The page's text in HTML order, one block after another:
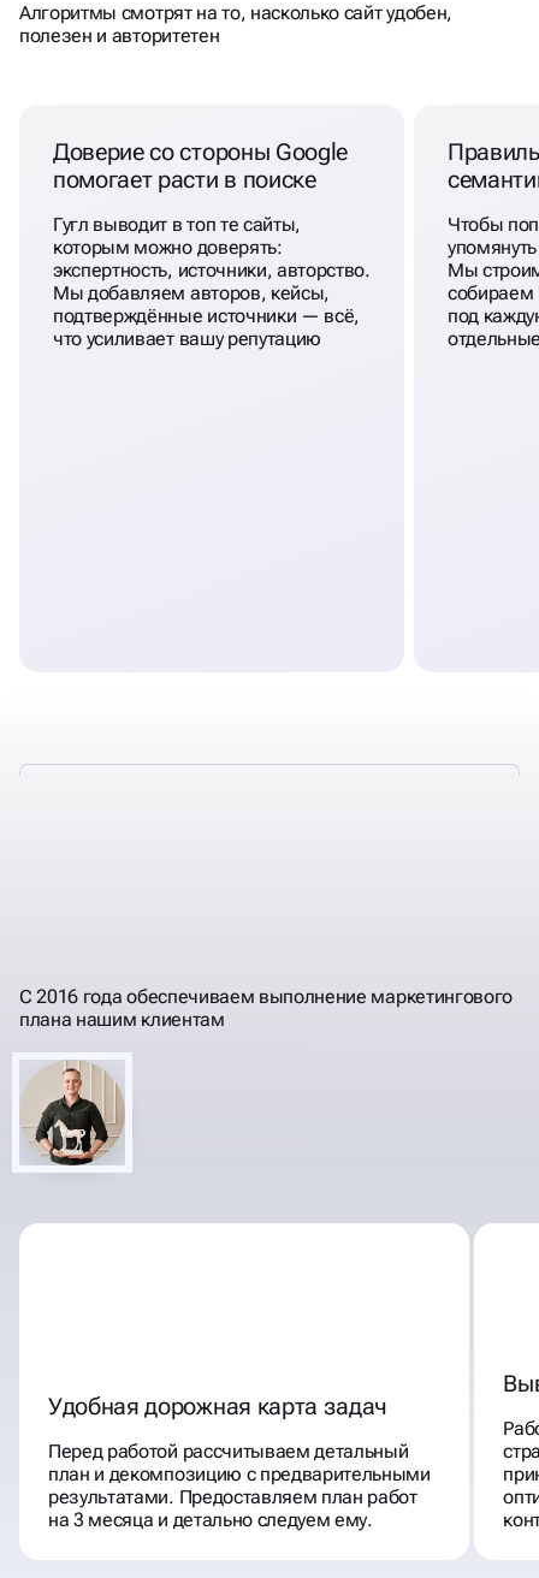
Алгоритмы смотрят на то, насколько сайт удобен,
полезен и авторитетен
Доверие со стороны Google
помогает расти в поиске
Гугл выводит в топ те сайты,
которым можно доверять:
экспертность, источники, авторство.
Мы добавляем авторов, кейсы,
подтверждённые источники — всё,
что усиливает вашу репутацию
Чтобы
Мы
собираем
под
ИНВЕСТИЦИИ
ПОНЯТНЫМ ЯЗЫКОМ
С 2016 года обеспечиваем выполнение маркетингового
плана нашим клиентам
Удобная дорожная карта задач
Перед работой рассчитываем детальный
план и декомпозицию с предварительными
результатами. Предоставляем план работ
на 3 месяца и детально следуем ему.